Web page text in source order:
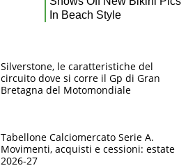
Silverstone, le caratteristiche del
circuito dove si corre il Gp di Gran
Bretagna del Motomondiale
Tabellone Calciomercato Serie A.
Movimenti, acquisti e cessioni: estate
2026-27